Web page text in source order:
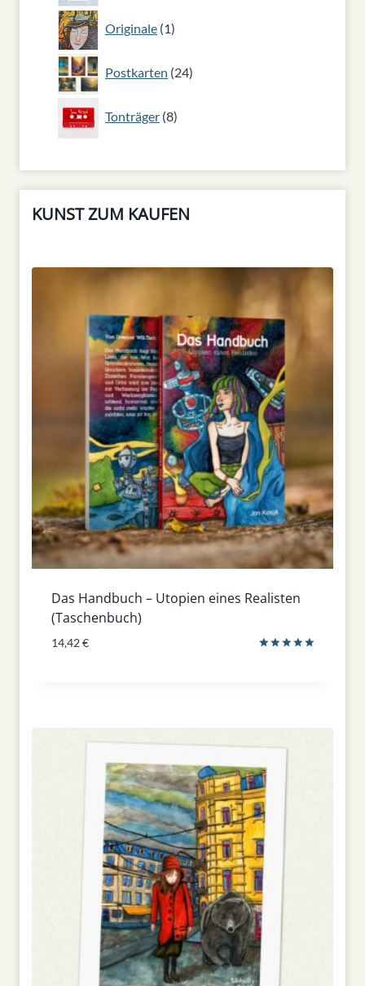
Originale 1
1
Produkt
Postkarten 24
24
Produkte
Tonträger 8
8
Produkte
KUNST ZUM KAUFEN
Das Handbuch – Utopien eines Realisten
(Taschenbuch)
14,42€